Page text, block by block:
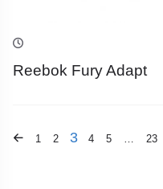
Reebok Fury Adapt
1 2 3 4 5 23